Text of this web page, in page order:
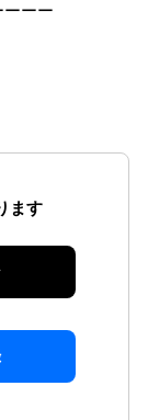
ーー
ます